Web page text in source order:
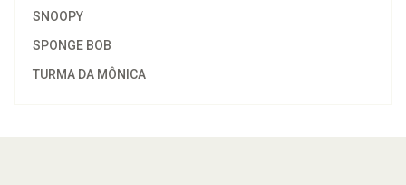
SNOOPY
SPONGE BOB
TURMA DA MÔNICA